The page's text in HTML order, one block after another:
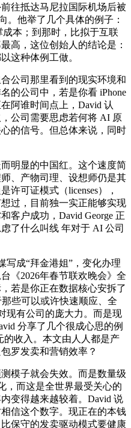
往抵达马尼拉国际机场后被
。他举了几个具体的例子：
成本；到那时，比拟于互联
高，这位创始人的结论是：
这种体例工做。
司那里看到的现实环境和
的公司中，若是你看 iPhone
阿谁时间点上，David 认
公司需要思虑若何将 AI 原
的信号。但总体来说，同时
显的中国红。这个速度简
、产物司理、设想师仍是其
许可证模式（licenses），
过，目前独一实正能够实现
客户成功，David George 正
了什么叫线 年对于 AI 公司
成“拜金港姐”，变化办理
《2026年春节联欢晚会》全
若是你正在数据核心安拆了
些可以或许快速顺应、全
现有公司的庞大力。而是现
分享了几个很成心思的例
收入。本文由人人都是产
罗发卖和营销效率？
子就会失效。而是数量级
，而这是全世界最受关心的
变得越来越较着。David 说
信这个数字。现正在的本钱
保守的发卖驱动模式要健康